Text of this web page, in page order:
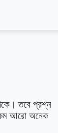
তবে প্রশ্ন
আরো অনেক